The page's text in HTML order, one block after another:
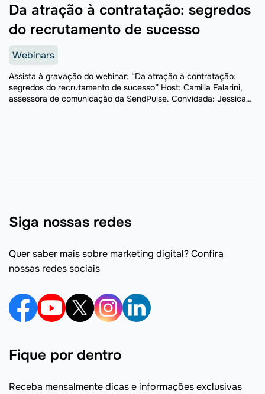
Da atração à contratação: segredos
do recrutamento de sucesso
Webinars
Assista à gravação do webinar: “Da atração à contratação:
segredos do recrutamento de sucesso” Host: Camilla Falarini,
assessora de comunicação da SendPulse. Convidada: Jessica
Siga nossas redes
Quer saber mais sobre marketing digital? Confira
nossas redes sociais
Fique por dentro
Receba mensalmente dicas e informações exclusivas